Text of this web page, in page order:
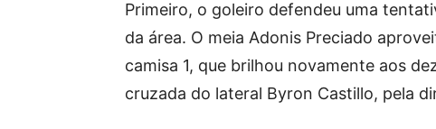
Primeiro, o goleiro defendeu uma
da área. O meia Adonis Preciado
camisa 1, que brilhou novamente aos
cruzada do lateral Byron Castillo, pela